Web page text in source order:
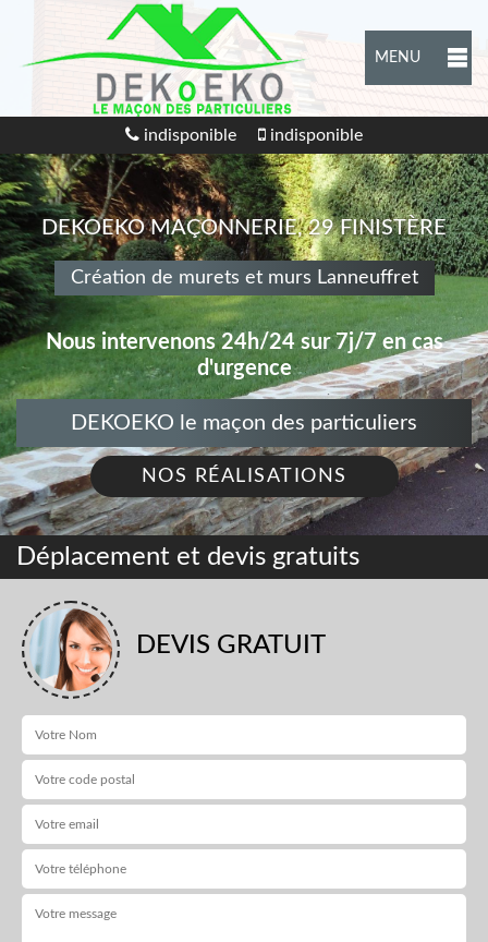
MENU
indisponible indisponible
DEKOEKO MAÇONNERIE, 29 FINISTÈRE
Création de murets et murs Lanneuffret
Nous intervenons 24h/24 sur 7j/7 en cas
d'urgence
DEKOEKO le maçon des particuliers
NOS RÉALISATIONS
Déplacement et devis gratuits
DEVIS GRATUIT